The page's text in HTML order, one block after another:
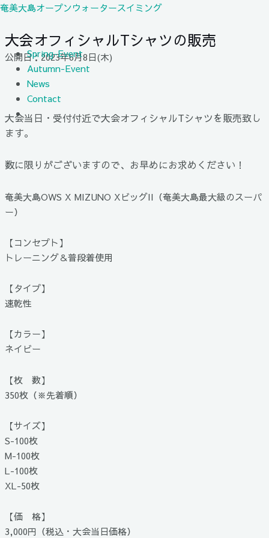
内
を
ス
奄美大島オープンウォータースイミング
メ
ニ
Spring-Event
Autumn-Event
News
Contact
大会オフィシャルTシャツの販売
公開日：2023年6月8日(木)
大会当日・受付付近で大会オフィシャルTシャツを販売致し
ます。
数に限りがございますので、お早めにお求めください！
奄美大島OWS X MIZUNO XビッグII（奄美大島最大級のスーパ
ー）
【コンセプト】
トレーニング＆普段着使用
【タイプ】
速乾性
【カラー】
ネイビー
【枚 数】
350枚（※先着順）
【サイズ】
S-100枚
M-100枚
L-100枚
XL-50枚
【価 格】
3,000円（税込・大会当日価格）